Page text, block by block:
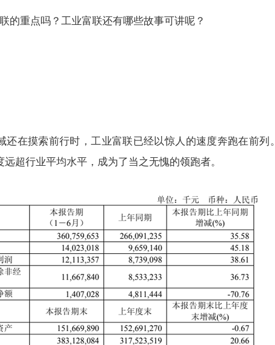
的重点吗？工业富联还有哪些故事可讲呢？
还在摸索前行时，工业富联已经以惊人的速度奔跑在前列
超行业平均水平，成为了当之无愧的领跑者。